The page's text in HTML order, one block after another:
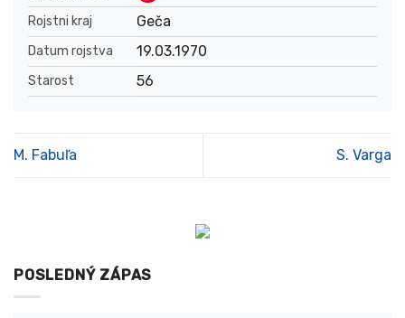
Rojstni kraj
Geča
Datum rojstva 19.03.1970
Starost 56
M. Fabuľa S. Varga
POSLEDNÝ ZÁPAS